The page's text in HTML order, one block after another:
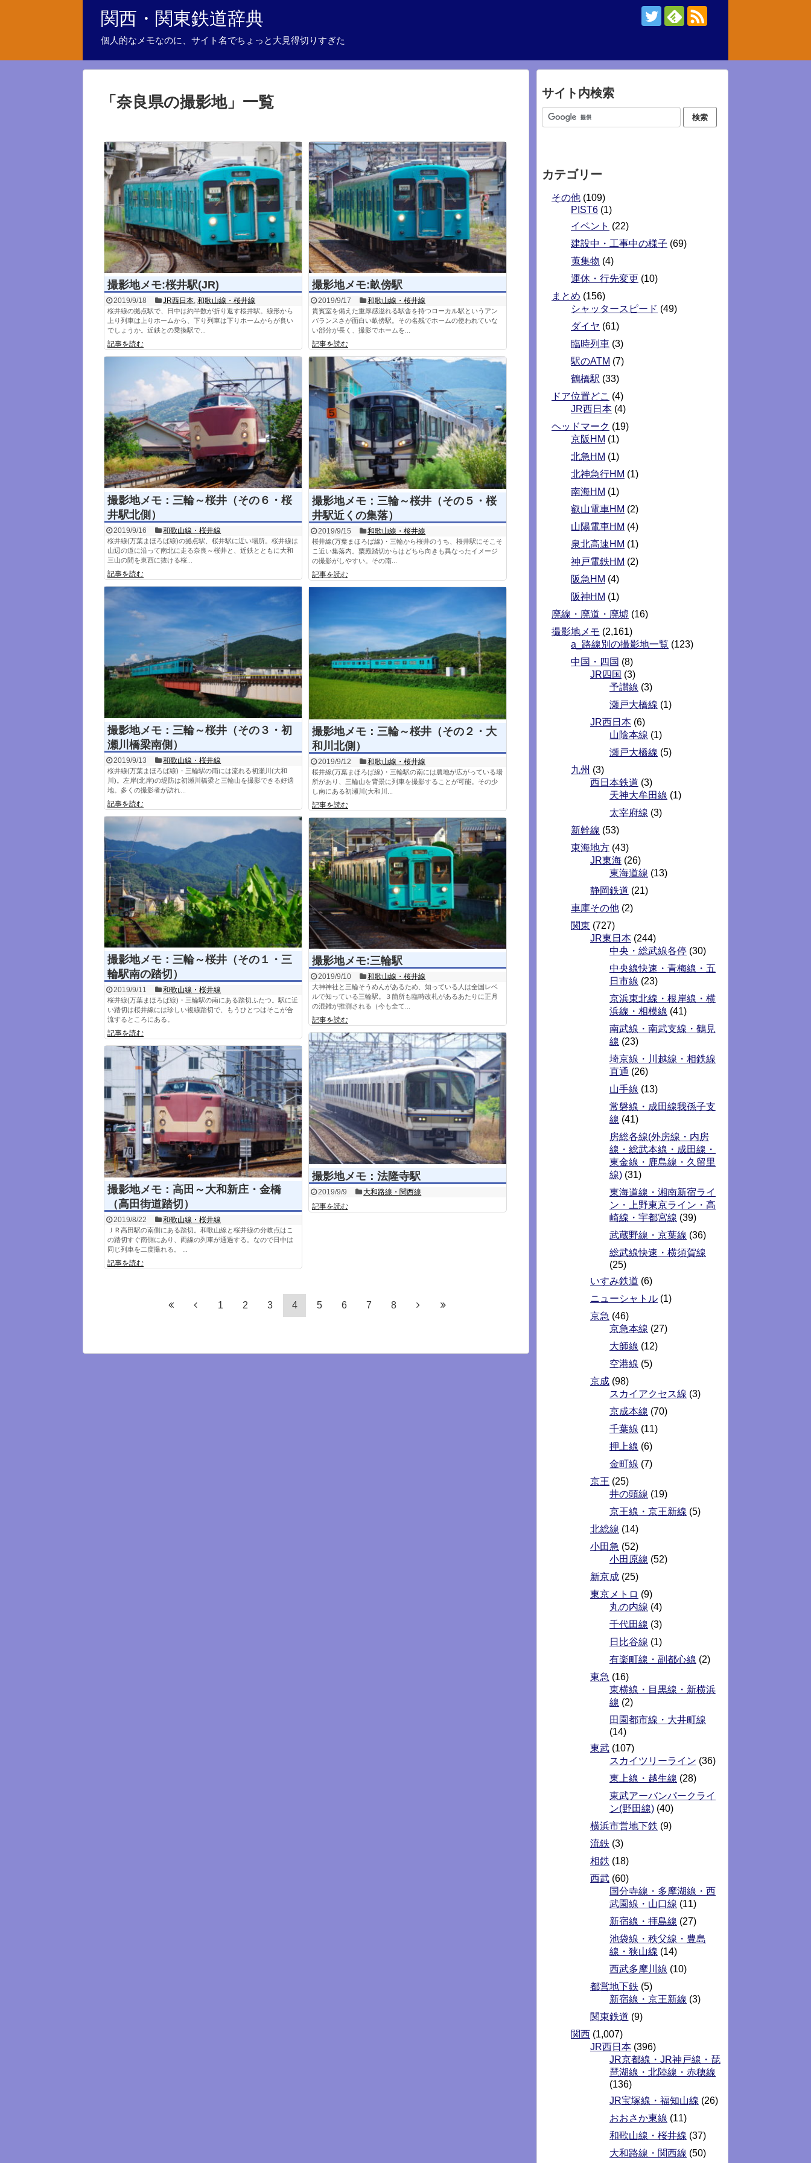
関西・関東鉄道辞典
個人的なメモなのに、サイト名でちょっと大見得切りすぎた
「 奈良県の撮影地」 一覧
撮影地メモ:桜井駅(JR)
2019/9/18 JR西日本,和歌山線・桜井線
桜井線の拠点駅で、日中は約半数が折り返す桜井駅。線形から
上り列車は上りホームから、下り列車は下りホームからが良い
でしょうか。近鉄との乗換駅で...
記事を読む
撮影地メモ:畝傍駅
2019/9/17 和歌山線・桜井線
貴賓室を備えた重厚感溢れる駅舎を持つローカル駅というアン
バランスさが面白い畝傍駅。その名残でホームの使われていな
い部分が長く、撮影でホームを...
記事を読む
撮影地メモ：三輪～桜井（その６・桜
井駅北側）
2019/9/16 和歌山線・桜井線
桜井線(万葉まほろば線)の拠点駅、桜井駅に近い場所。桜井線は
山辺の道に沿って南北に走る奈良～桜井と、近鉄とともに大和
三山の間を東西に抜ける桜...
記事を読む
撮影地メモ：三輪～桜井（その５・桜
井駅近くの集落）
2019/9/15 和歌山線・桜井線
桜井線(万葉まほろば線)・三輪から桜井のうち、桜井駅にそこそ
こ近い集落内。粟殿踏切からはどちら向きも異なったイメージ
の撮影がしやすい。その南...
記事を読む
撮影地メモ：三輪～桜井（その３・初
瀬川橋梁南側）
2019/9/13 和歌山線・桜井線
桜井線(万葉まほろば線)・三輪駅の南には流れる初瀬川(大和
川)。左岸(北岸)の堤防は初瀬川橋梁と三輪山を撮影できる好適
地。多くの撮影者が訪れ...
記事を読む
撮影地メモ：三輪～桜井（その２・大
和川北側）
2019/9/12 和歌山線・桜井線
桜井線(万葉まほろば線)・三輪駅の南には農地が広がっている場
所があり、三輪山を背景に列車を撮影することが可能。その少
し南にある初瀬川(大和川...
記事を読む
撮影地メモ：三輪～桜井（その１・三
輪駅南の踏切）
2019/9/11 和歌山線・桜井線
桜井線(万葉まほろば線)・三輪駅の南にある踏切ふたつ。駅に近
い踏切は桜井線には珍しい複線踏切で、もうひとつはそこが合
流するところにある。
記事を読む
撮影地メモ:三輪駅
2019/9/10 和歌山線・桜井線
大神神社と三輪そうめんがあるため、知っている人は全国レベ
ルで知っている三輪駅。３箇所も臨時改札があるあたりに正月
の混雑が推測される（今も全て...
記事を読む
撮影地メモ：法隆寺駅
2019/9/9
大和路線・関西線
記事を読む
撮影地メモ：高田～大和新庄・金橋
（高田街道踏切）
2019/8/22 和歌山線・桜井線
ＪＲ高田駅の南側にある踏切。和歌山線と桜井線の分岐点はこ
の踏切すぐ南側にあり、両線の列車が通過する。なので日中は
同じ列車を二度撮れる。 ...
記事を読む
1 2 3 4 5 6 7 8
サイト内検索
カテゴリー
その他 (109)
PIST6 (1)
イベント (22)
建設中・工事中の様子 (69)
蒐集物 (4)
運休・行先変更 (10)
まとめ (156)
シャッタースピード (49)
ダイヤ (61)
臨時列車 (3)
駅のATM (7)
鶴橋駅 (33)
ドア位置どこ (4)
JR西日本 (4)
ヘッドマーク (19)
京阪HM (1)
北急HM (1)
北神急行HM (1)
南海HM (1)
叡山電車HM (2)
山陽電車HM (4)
泉北高速HM (1)
神戸電鉄HM (2)
阪急HM (4)
阪神HM (1)
廃線・廃道・廃墟 (16)
撮影地メモ (2,161)
a_路線別の撮影地一覧 (123)
中国・四国 (8)
JR四国 (3)
予讃線 (3)
瀬戸大橋線 (1)
JR西日本 (6)
山陰本線 (1)
瀬戸大橋線 (5)
九州 (3)
西日本鉄道 (3)
天神大牟田線 (1)
太宰府線 (3)
新幹線 (53)
東海地方 (43)
JR東海 (26)
東海道線 (13)
静岡鉄道 (21)
車庫その他 (2)
関東 (727)
JR東日本 (244)
中央・総武線各停 (30)
中央線快速・青梅線・五
日市線 (23)
京浜東北線・根岸線・横
浜線・相模線 (41)
南武線・南武支線・鶴見
線 (23)
埼京線・川越線・相鉄線
直通 (26)
山手線 (13)
常磐線・成田線我孫子支
線 (41)
房総各線(外房線・内房
線・総武本線・成田線・
東金線・鹿島線・久留里
線) (31)
東海道線・湘南新宿ライ
ン・上野東京ライン・高
崎線・宇都宮線 (39)
武蔵野線・京葉線 (36)
総武線快速・横須賀線
(25)
いすみ鉄道 (6)
ニューシャトル (1)
京急 (46)
京急本線 (27)
大師線 (12)
空港線 (5)
京成 (98)
スカイアクセス線 (3)
京成本線 (70)
千葉線 (11)
押上線 (6)
金町線 (7)
京王 (25)
井の頭線 (19)
京王線・京王新線 (5)
北総線 (14)
小田急 (52)
小田原線 (52)
新京成 (25)
東京メトロ (9)
丸の内線 (4)
千代田線 (3)
日比谷線 (1)
有楽町線・副都心線 (2)
東急 (16)
東横線・目黒線・新横浜
線 (2)
田園都市線・大井町線
(14)
東武 (107)
スカイツリーライン (36)
東上線・越生線 (28)
東武アーバンパークライ
ン(野田線) (40)
横浜市営地下鉄 (9)
流鉄 (3)
相鉄 (18)
西武 (60)
国分寺線・多摩湖線・西
武園線・山口線 (11)
新宿線・拝島線 (27)
池袋線・秩父線・豊島
線・狭山線 (14)
西武多摩川線 (10)
都営地下鉄 (5)
新宿線・京王新線 (3)
関東鉄道 (9)
関西 (1,007)
JR西日本 (396)
JR京都線・JR神戸線・琵
琶湖線・北陸線・赤穂線
(136)
JR宝塚線・福知山線 (26)
おおさか東線 (11)
和歌山線・桜井線 (37)
大和路線・関西線 (50)